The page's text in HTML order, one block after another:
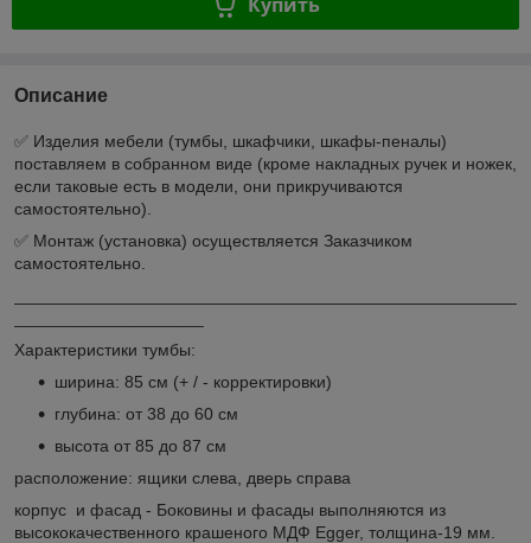
Описание
✅ Изделия мебели (тумбы, шкафчики, шкафы-пеналы)
поставляем в собранном виде (кроме накладных ручек и ножек,
если таковые есть в модели, они прикручиваются
самостоятельно).
✅ Монтаж (установка) осуществляется Заказчиком
самостоятельно.
Характеристики тумбы:
ширина: 85 cм (+ / - корректировки)
глубина: от 38 до 60 см
высота от 85 до 87 см
расположение: ящики слева, дверь справа
корпус и фасад - Боковины и фасады выполняются из
высококачественного крашеного МДФ Egger, толщина-19 мм.